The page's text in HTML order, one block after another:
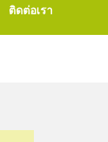
ติดต่อเรา